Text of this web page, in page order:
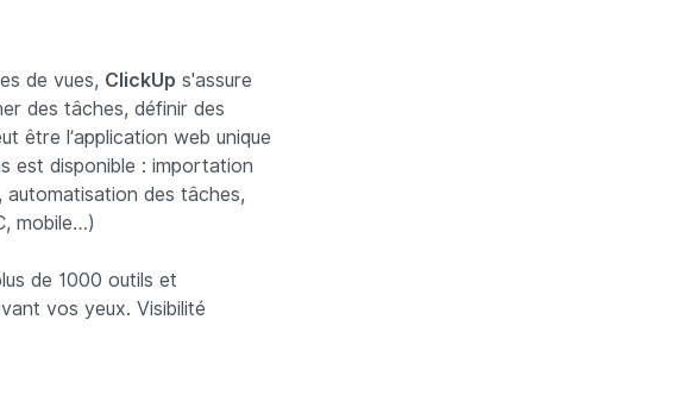
de vues, ClickUp s'assure
des tâches, définir des
être l’application web unique
est disponible : importation
des tâches,
mobile…)
de 1000 outils et
vos yeux. Visibilité